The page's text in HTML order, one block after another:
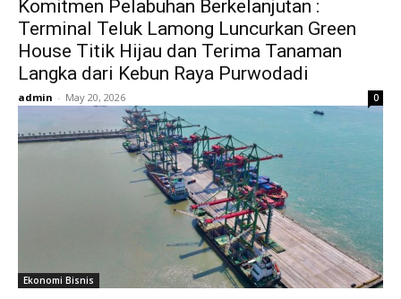
Komitmen Pelabuhan Berkelanjutan :
Terminal Teluk Lamong Luncurkan Green
House Titik Hijau dan Terima Tanaman
Langka dari Kebun Raya Purwodadi
admin - May 20, 2026 0
Ekonomi Bisnis